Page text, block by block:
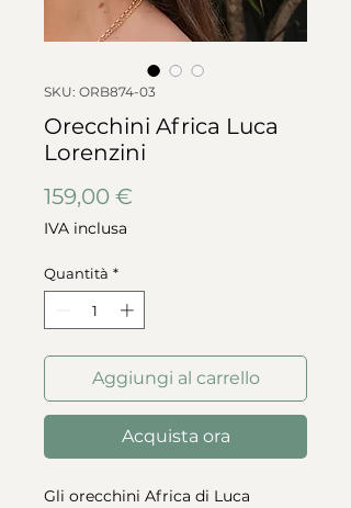
SKU: ORB874-03
Orecchini Africa Luca
Lorenzini
159,00 €
IVA inclusa
Quantità *
Aggiungi al carrello
Acquista ora
Gli orecchini Africa di Luca